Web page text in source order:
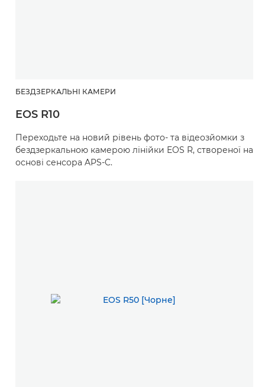
БЕЗДЗЕРКАЛЬНІ КАМЕРИ
EOS R10
Переходьте на новий рівень фото- та відеозйомки з
бездзеркальною камерою лінійки EOS R, створеної на
основі сенсора APS-C.